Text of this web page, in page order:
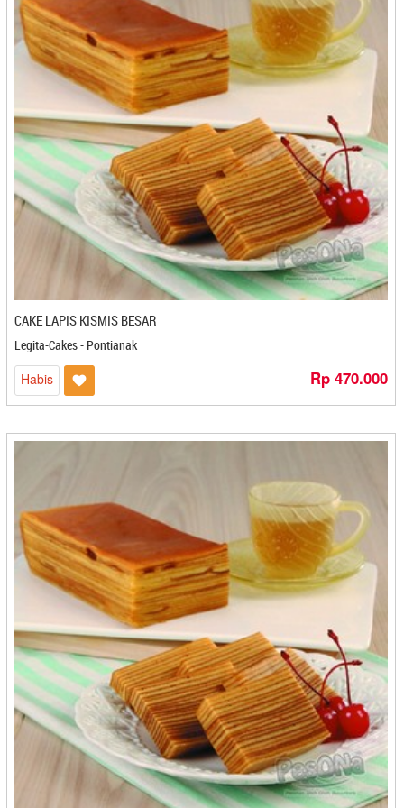
Kacang Goreng Kebun Jambu - Sibolga
Kacang Jaruk HJ Ati - Banjarbaru
Kacang Madu Dede - Banjarbaru
Kacang Matahari Terbit - Denpasar
Kacang Mete Mbah Darmo - Solo
Kacang Sainggon - Mojokerto
Kacang Sihobuk - Balige
Kacang Tojin Risma - Padang
Kacipo Nisma - Makasar
Kalapa Indung - Bandung
Kamila - Banjarmasin
Kampoeng Kopi Banaran - Semarang
Kampoeng Tjaroeban - Cirebon
Kanung Bakery - Bogor
Kariskah - Kediri
Karomah - Magelang
Kartika Inti Sejati - Bandung
Kartika Sari - Bandung
Karya Bahari - Samarinda
Karya Bersama Kebun Tin - Bontang
Kek Pisang Villa - Batam
Kembang Lusai - Bontang
Kembang Turi - Tarakan
Kemvong - Cirebon
Keripik Balado Nan Salero - Padang
Keripik Pisang Coklat - Medan
Keripik Pisang Ijo Ikiku - Makasar
Keripik Pisang Suseno - Lampung
Keripik Tempe Dhini - Banjarmasin
Keripik Udang D&S - Pangkal Pinang
Kerupuk Rembang - Semarang
Khairana - Yogyakarta
Khaniya's Frozen - Bontang
Kharizma Borneo Cemil Cemil - Bontang
CAKE LAPIS KISMIS BESAR
Legita-Cakes - Pontianak
Habis Rp 470.000